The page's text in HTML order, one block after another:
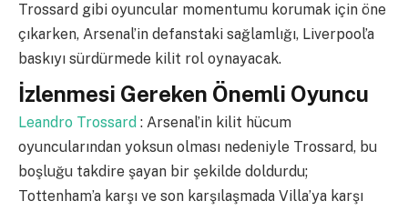
Trossard gibi oyuncular momentumu korumak için öne
çıkarken, Arsenal’in defanstaki sağlamlığı, Liverpool’a
baskıyı sürdürmede kilit rol oynayacak.
İzlenmesi Gereken Önemli Oyuncu
Leandro Trossard : Arsenal’in kilit hücum
oyuncularından yoksun olması nedeniyle Trossard, bu
boşluğu takdire şayan bir şekilde doldurdu;
Tottenham’a karşı ve son karşılaşmada Villa’ya karşı